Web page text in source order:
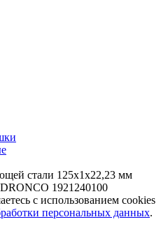
стали 125х1х22,23 мм
1921240100
с использованием cookies
персональных данных.